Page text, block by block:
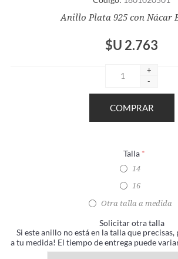
Anillo Plata 925 con Nácar
$U 2.763
+
-
Talla *
14
16
Otra talla a medida
Solicitar otra talla
Si este anillo no está en la talla que
a tu medida! El tiempo de entrega puede